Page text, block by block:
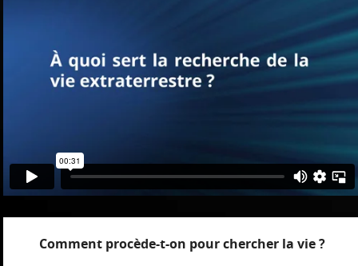
Comment procède-t-on pour chercher la vie ?